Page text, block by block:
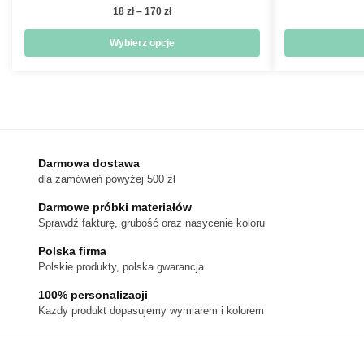
18 zł – 170 złZakres
od
18 zł
Wybierz opcje
można
wybrać
na
produktu
Darmowa dostawa
dla zamówień powyżej 500 zł
Darmowe próbki materiałów
Sprawdź fakturę, grubość oraz nasycenie koloru
Polska firma
Polskie produkty, polska gwarancja
100% personalizacji
Kazdy produkt dopasujemy wymiarem i kolorem